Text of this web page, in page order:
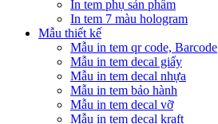
In tem phụ sản phẩm
In tem 7 màu hologram
Mẫu thiết kế
Mẫu in tem qr code, Barcode
Mẫu in tem decal giấy
Mẫu in tem decal nhựa
Mẫu in tem bảo hành
Mẫu in tem decal vỡ
Mẫu in tem decal kraft